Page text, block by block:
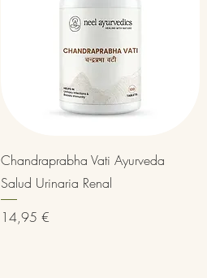
Vista rápida
Chandraprabha Vati Ayurveda
Salud Urinaria Renal
Precio
14,95 €